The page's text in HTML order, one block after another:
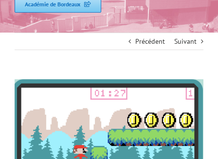
Académie de Bordeaux
Précédent Suivant
Voir